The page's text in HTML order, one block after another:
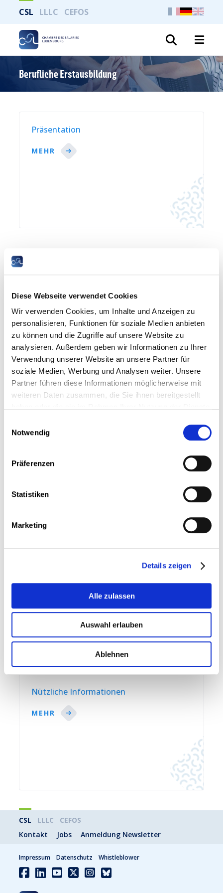
Diese Webseite verwendet Cookies
Wir verwenden Cookies, um Inhalte und Anzeigen zu
personalisieren, Funktionen für soziale Medien anbieten
zu können und die Zugriffe auf unsere Website zu
analysieren. Außerdem geben wir Informationen zu Ihrer
Verwendung unserer Website an unsere Partner für
soziale Medien, Werbung und Analysen weiter. Unsere
Partner führen diese Informationen möglicherweise mit
weiteren Daten zusammen, die Sie ihnen bereitgestellt
Notwendig
Präferenzen
Statistiken
Marketing
Details zeigen
Alle zulassen
Auswahl erlauben
Ablehnen
CSL LLLC CEFOS
Berufliche Erstausbildung
Präsentation
MEHR
MEHR
MEHR
Praktika in der Berufsausbildung
Nützliche Informationen
MEHR
CSL LLLC
CEFOS
Kontakt
Jobs Anmeldung Newsletter
Impressum Datenschutz Whistleblower